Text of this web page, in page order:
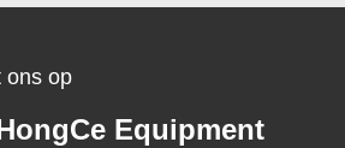
ons op
Equipment